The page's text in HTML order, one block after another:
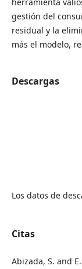
herramienta
gestión del
residual y la
más el modelo,
Descargas
Los datos de
Citas
Abizada, S. and